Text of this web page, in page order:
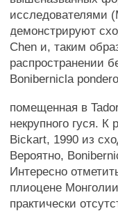
исследователями
демонстрируют
Chen и, таким
распространении
Bonibernicla
помещенная в
некрупного гуся.
Bickart, 1990 из
Вероятно,
Интересно
плиоцене
практически